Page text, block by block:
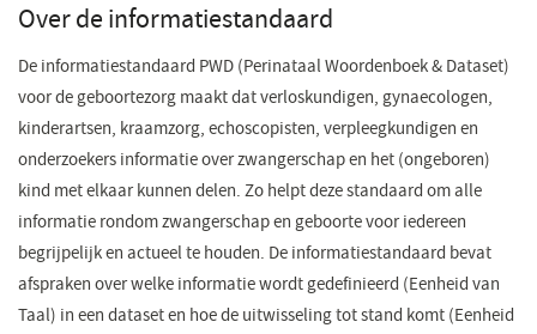
Over de informatiestandaard
De informatiestandaard PWD (Perinataal Woordenboek & Dataset)
voor de geboortezorg maakt dat verloskundigen, gynaecologen,
kinderartsen, kraamzorg, echoscopisten, verpleegkundigen en
onderzoekers informatie over zwangerschap en het (ongeboren)
kind met elkaar kunnen delen. Zo helpt deze standaard om alle
informatie rondom zwangerschap en geboorte voor iedereen
begrijpelijk en actueel te houden. De informatiestandaard bevat
afspraken over welke informatie wordt gedefinieerd (Eenheid van
Taal) in een dataset en hoe de uitwisseling tot stand komt (Eenheid